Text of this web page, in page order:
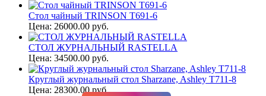
Стол чайный TRINSON T691-6
Цена: 26000.00 руб.
СТОЛ ЖУРНАЛЬНЫЙ RASTELLA
Цена: 34500.00 руб.
Круглый журнальный стол Sharzane, Ashley T711-8
Цена: 28300.00 руб.